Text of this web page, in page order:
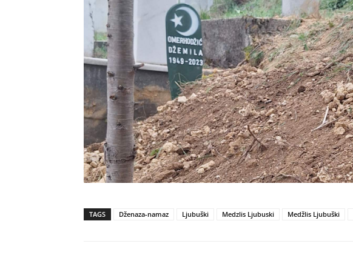
TAGS Dženaza-namaz Ljubuški Medzlis Ljubuski Medžlis Ljubuški